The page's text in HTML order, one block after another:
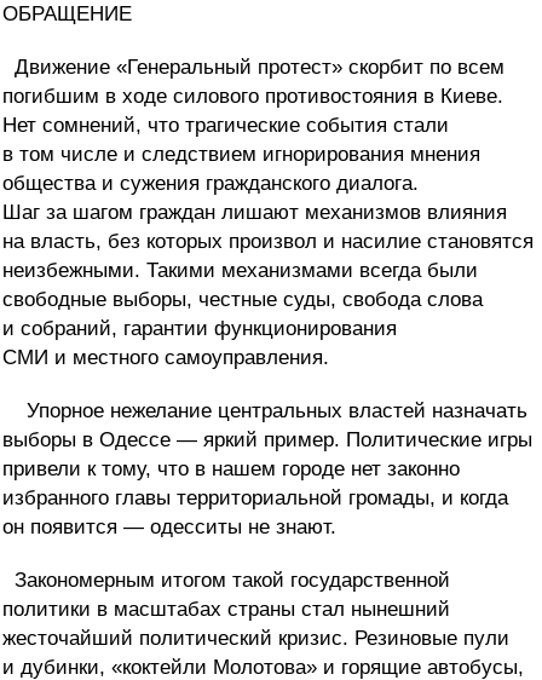
ОБРАЩЕНИЕ
Движение «Генеральный протест» скорбит по всем
погибшим в ходе силового противостояния в Киеве.
Нет сомнений, что трагические события стали
в том числе и следствием игнорирования мнения
общества и сужения гражданского диалога.
Шаг за шагом граждан лишают механизмов влияния
на власть, без которых произвол и насилие становятся
неизбежными. Такими механизмами всегда были
свободные выборы, честные суды, свобода слова
и собраний, гарантии функционирования
СМИ и местного самоуправления.
Упорное нежелание центральных властей назначать
выборы в Одессе — яркий пример. Политические игры
привели к тому, что в нашем городе нет законно
избранного главы территориальной громады, и когда
он появится — одесситы не знают.
Закономерным итогом такой государственной
политики в масштабах страны стал нынешний
жесточайший политический кризис. Резиновые пули
и дубинки, «коктейли Молотова» и горящие автобусы,